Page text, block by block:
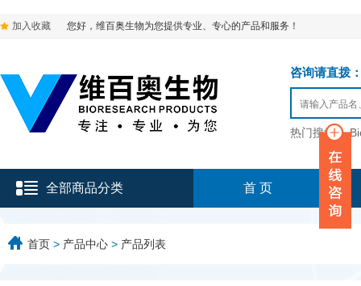
加入收藏 您好，维百奥生物为您提供专业、专心的产品和服务！
咨询请直拨
热门搜索：
全部商品分类 首 页
首页 > 产品中心 > 产品列表